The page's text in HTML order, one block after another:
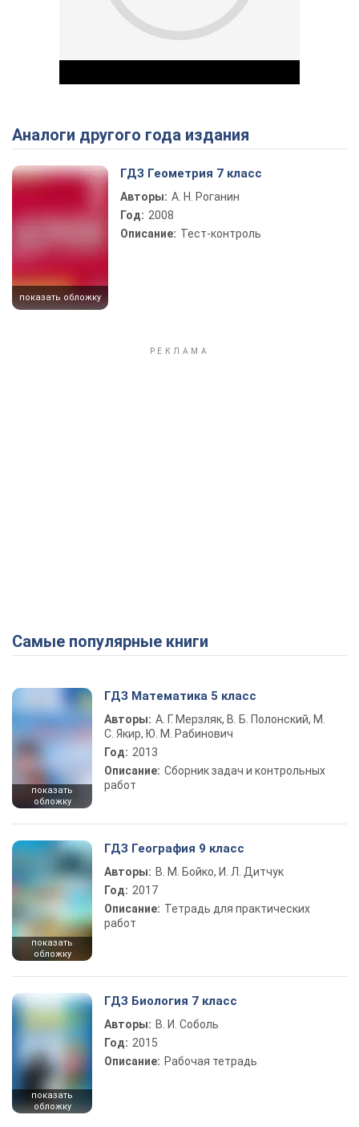
Play Video
Аналоги другого года издания
показать обложку
ГДЗ Геометрия 7 класс
Авторы: А. Н. Роганин
Год: 2008
Описание: Тест-контроль
Самые популярные книги
показать
обложку
ГДЗ Математика 5 класс
Авторы: А. Г. Мерзляк, В. Б. Полонский, М.
С. Якир, Ю. М. Рабинович
Год: 2013
Описание: Сборник задач и контрольных
работ
показать
обложку
ГДЗ География 9 класс
Авторы: В. М. Бойко, И. Л. Дитчук
Год: 2017
Описание: Тетрадь для практических
работ
показать
обложку
ГДЗ Биология 7 класс
Авторы: В. И. Соболь
Год: 2015
Описание: Рабочая тетрадь